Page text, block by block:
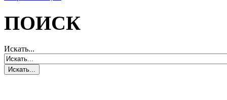
ПОИСК
Искать...